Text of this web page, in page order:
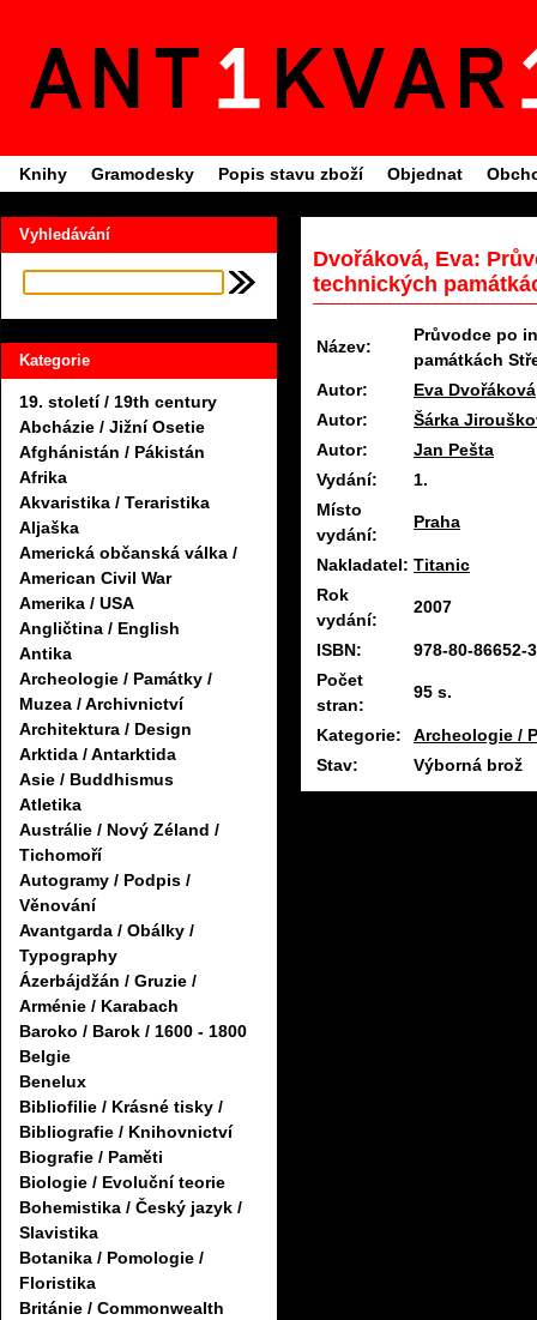
Knihy Gramodesky Popis stavu zboží Objednat
Vyhledávání
Kategorie
19. století / 19th century
Abcházie / Jižní Osetie
Afghánistán / Pákistán
Afrika
Akvaristika / Teraristika
Aljaška
Americká občanská válka /
American Civil War
Amerika / USA
Angličtina / English
Antika
Archeologie / Památky /
Muzea / Archivnictví
Architektura / Design
Arktida / Antarktida
Asie / Buddhismus
Atletika
Austrálie / Nový Zéland /
Tichomoří
Autogramy / Podpis /
Věnování
Avantgarda / Obálky /
Typography
Ázerbájdžán / Gruzie /
Arménie / Karabach
Baroko / Barok / 1600 - 1800
Belgie
Benelux
Bibliofilie / Krásné tisky /
Bibliografie / Knihovnictví
Biografie / Paměti
Biologie / Evoluční teorie
Bohemistika / Český jazyk /
Slavistika
Botanika / Pomologie /
Floristika
Británie / Commonwealth
Dvořáková, Eva:
technických
Název:
Průvodce po
památkách
Autor:
Eva Dvořáková
Autor:
Šárka
Autor:
Jan Pešta
Vydání:
1.
Místo
vydání:
Praha
Nakladatel: Titanic
Rok
vydání:
2007
ISBN:
978-80-86652-
Počet
stran:
95 s.
Kategorie:
Archeologie /
Stav:
Výborná brož